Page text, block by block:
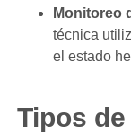
Monitoreo
técnica
el estado
Tipos